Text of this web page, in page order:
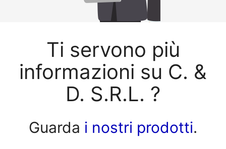
Ti servono più
informazioni su C. &
D. S.R.L. ?
Guarda i nostri prodotti.